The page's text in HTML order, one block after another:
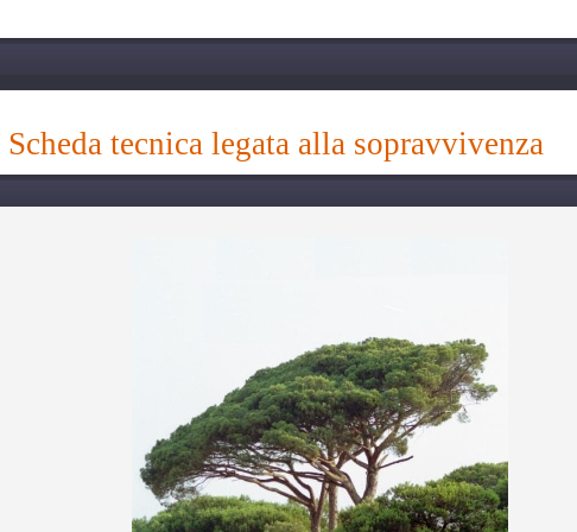
scheda tecnica legata alla sopravvivenza